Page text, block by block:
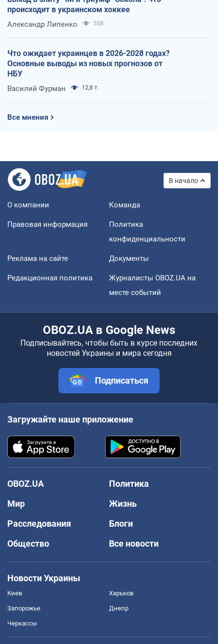
происходит в украинском хоккее
Александр Липенко 558
Что ожидает украинцев в 2026-2028 годах?
Основные выводы из новых прогнозов от
НБУ
Василий Фурман 12,8 т.
Все мнения
В начало
О компании Команда
Правовая информация
Политика
конфиденциальности
Реклама на сайте Документы
Редакционная политика
Журналисты OBOZ.UA на
месте событий
OBOZ.UA в Google News
Подписывайтесь, чтобы быть в курсе последних
новостей Украины и мира сегодня
Подписаться
Загружайте наше приложение
OBOZ.UA
Политика
Мир
Жизнь
Расследования
Блоги
Общество
Все новости
Новости Украины
Киев Харьков
Запорожье Днепр
Черкассы